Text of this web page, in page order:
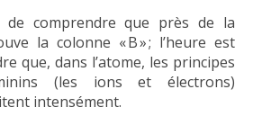
de comprendre que près de la
la colonne « B » ; l’heure est
que, dans l’atome, les principes
(les ions et électrons)
intensément.